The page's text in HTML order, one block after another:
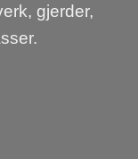
gjerder,